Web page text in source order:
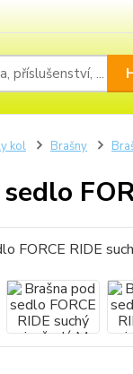
kol Brašny